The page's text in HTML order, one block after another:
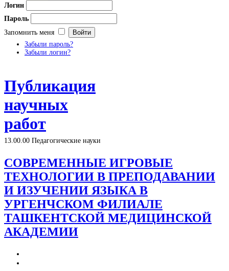
Логин
Пароль
Запомнить меня
Забыли пароль?
Забыли логин?
Публикация
научных
работ
13.00.00 Педагогические науки
СОВРЕМЕННЫЕ ИГРОВЫЕ
ТЕХНОЛОГИИ В ПРЕПОДАВАНИИ
И ИЗУЧЕНИИ ЯЗЫКА В
УРГЕНЧСКОМ ФИЛИАЛЕ
ТАШКЕНТСКОЙ МЕДИЦИНСКОЙ
АКАДЕМИИ